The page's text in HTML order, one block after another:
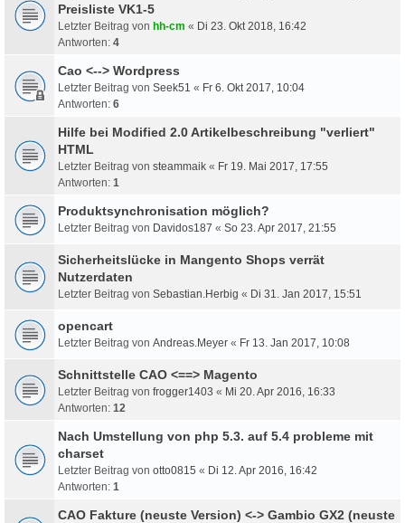
Preisliste VK1-5
Letzter Beitrag von hh-cm « Di 23. Okt 2018, 16:42
Antworten: 4
Cao <--> Wordpress
Letzter Beitrag von Seek51 « Fr 6. Okt 2017, 10:04
Antworten: 6
Hilfe bei Modified 2.0 Artikelbeschreibung "verliert"
HTML
Letzter Beitrag von steammaik « Fr 19. Mai 2017, 17:55
Antworten: 1
Produktsynchronisation möglich?
Letzter Beitrag von Davidos187 « So 23. Apr 2017, 21:55
Sicherheitslücke in Mangento Shops verrät
Nutzerdaten
Letzter Beitrag von Sebastian.Herbig « Di 31. Jan 2017, 15:51
opencart
Letzter Beitrag von Andreas.Meyer « Fr 13. Jan 2017, 10:08
Schnittstelle CAO <==> Magento
Letzter Beitrag von frogger1403 « Mi 20. Apr 2016, 16:33
Antworten: 12
Nach Umstellung von php 5.3. auf 5.4 probleme mit
charset
Letzter Beitrag von otto0815 « Di 12. Apr 2016, 16:42
Antworten: 1
CAO Fakture (neuste Version) <-> Gambio GX2 (neuste